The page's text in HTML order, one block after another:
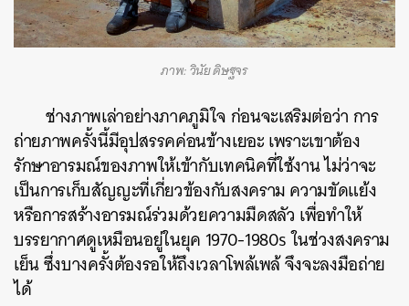
ภาพ: วินัย ดิษฐจร
ช่างภาพเล่าอย่างภาคภูมิใจ ก่อนจะเสริมต่อว่า การ
ถ่ายภาพครั้งนี้มีอุปสรรคค่อนข้างเยอะ เพราะเขาต้อง
รักษาอารมณ์ของภาพให้เข้ากับเทคนิคที่ใช้งาน ไม่ว่าจะ
เป็นการเก็บสัญญะที่เกี่ยวข้องกับสงคราม ความขัดแย้ง
หรือการสร้างอารมณ์ร่วมด้วยความมืดสลัว เพื่อทำให้
บรรยากาศดูเหมือนอยู่ในยุค 1970-1980s ในช่วงสงคราม
เย็น ซึ่งบางครั้งต้องรอให้ถึงเวลาโพล้เพล้ จึงจะลงมือถ่าย
ได้